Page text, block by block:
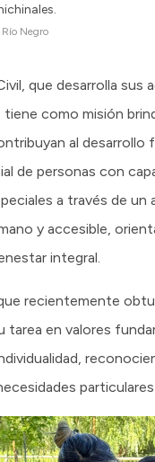
Negro
que desarrolla sus
como misión
al desarrollo
de personas con
a través de un
y accesible,
integral.
recientemente
tarea en valores